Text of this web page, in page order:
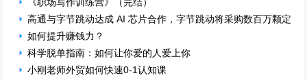
高通与字节跳动达成 AI 芯片合作，字节跳动将采购数百万颗定制
如何提升赚钱力？
科学脱单指南：如何让你爱的人爱上你
小刚老师外贸如何快速0-1认知课